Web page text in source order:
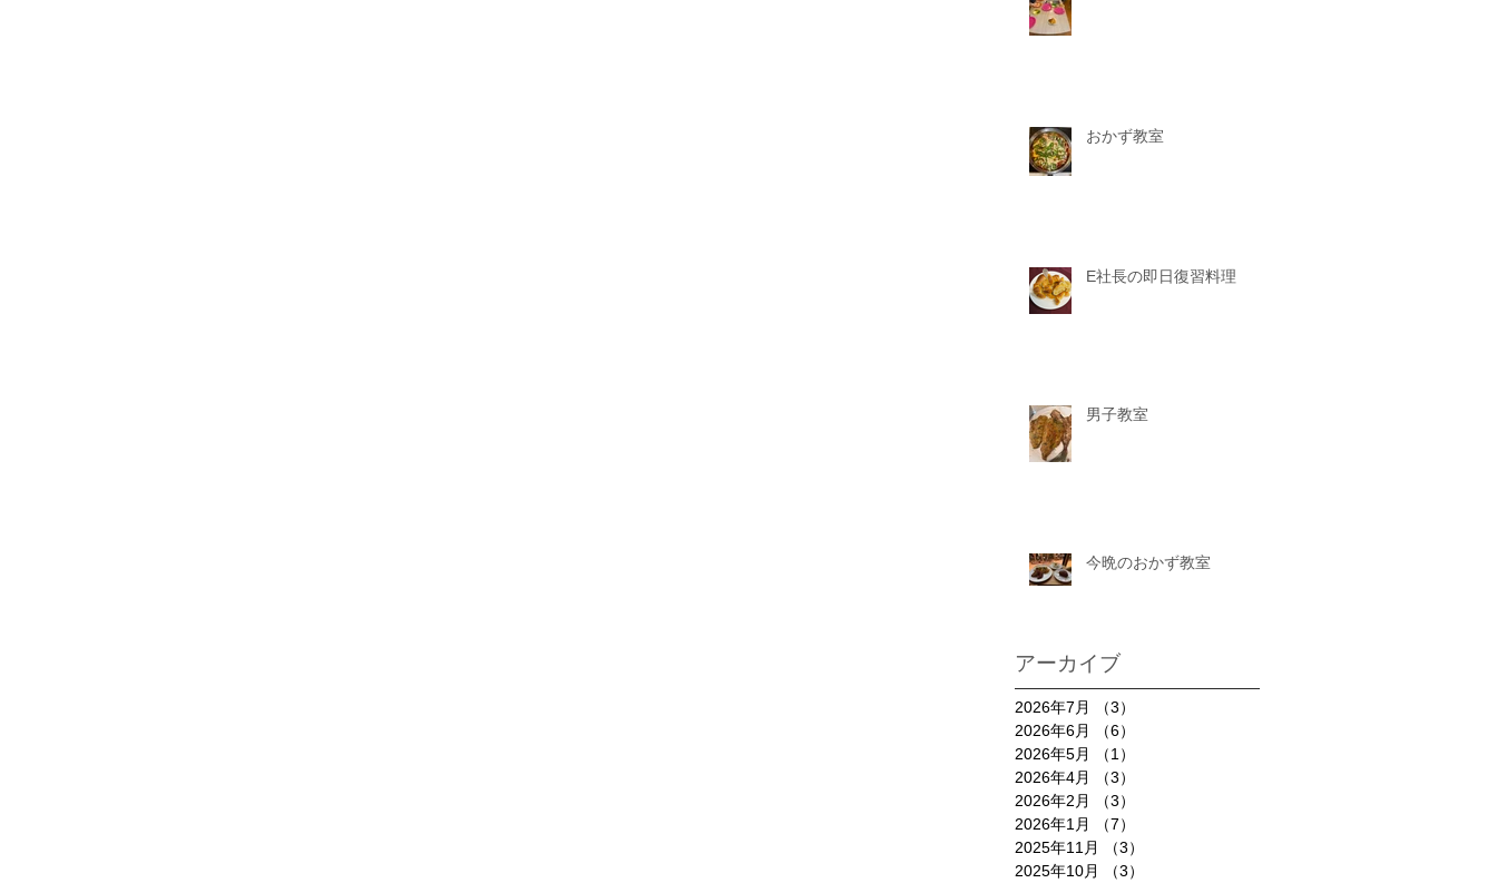
おかず教室
E社長の即日復習料理
男子教室
今晩のおかず教室
アーカイブ
2026年7月 （3）
2026年6月
（6）
2026年5月
（1）
2026年4月
（3）
2026年2月
（3）
2026年1月
（7）
2025年11月
（3）
2025年10月
（3）